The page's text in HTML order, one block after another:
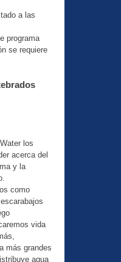
a las
programa
se requiere
los
acerca del
y la
como
vida
más grandes
agua